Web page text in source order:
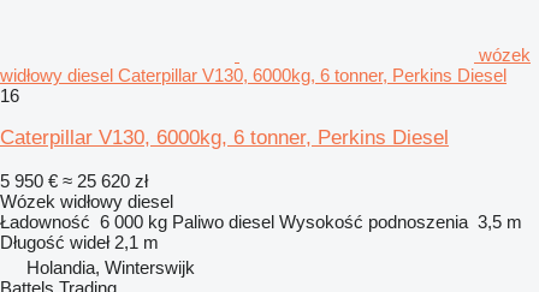
wózek
widłowy diesel Caterpillar V130, 6000kg, 6 tonner, Perkins Diesel
16
Caterpillar V130, 6000kg, 6 tonner, Perkins Diesel
5 950 € ≈ 25 620 zł
Wózek widłowy diesel
Ładowność 6 000 kg Paliwo diesel Wysokość podnoszenia 3,5 m
Długość wideł 2,1 m
Holandia, Winterswijk
Battels Trading